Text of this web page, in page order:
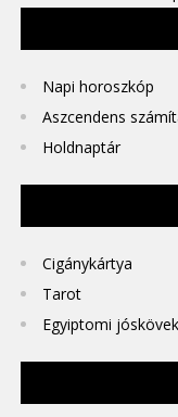
Napi horoszkóp
Aszcendens
Holdnaptár
Cigánykártya
Tarot
Egyiptomi jóskövek